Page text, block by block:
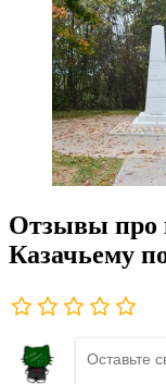
Отзывы про
Казачьему